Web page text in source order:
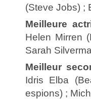
(Steve Jobs) ;
Meilleure
Helen Mirren
Sarah
Meilleur
Idris Elba
espions) ;